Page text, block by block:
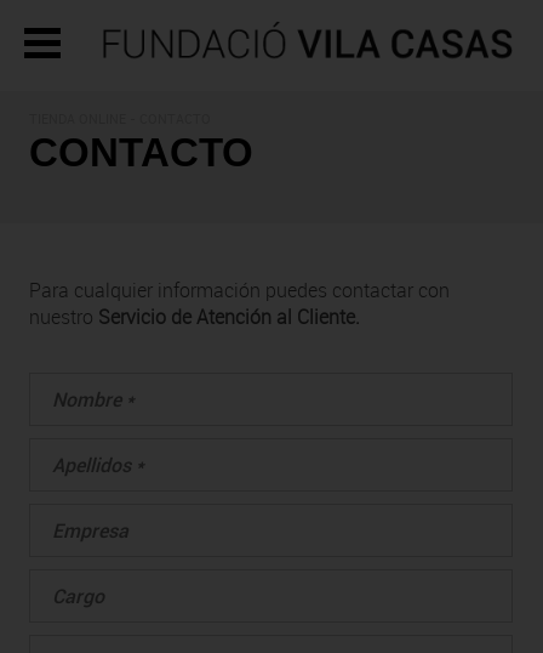
CONTACTO
Para cualquier información puedes contactar con
nuestro Servicio de Atención al Cliente.